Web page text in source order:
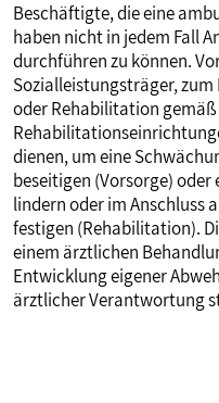
Beschäftigte, die eine
haben nicht in jedem Fall
durchführen zu können.
Sozialleistungsträger,
oder Rehabilitation gemäß
dienen, um eine
beseitigen (Vorsorge)
lindern oder im Anschluss
festigen (Rehabilitation).
einem ärztlichen
Entwicklung eigener
ärztlicher Verantwortung